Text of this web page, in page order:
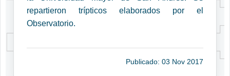
repartieron trípticos elaborados por el
Observatorio.
Publicado: 03 Nov 2017